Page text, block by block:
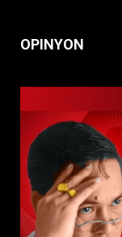
OPINYON